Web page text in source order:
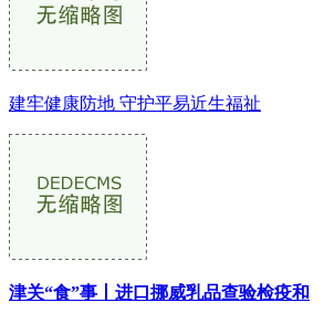
建牢健康防地 守护平易近生福祉
津关“食”事丨进口挪威乳品查验检疫和